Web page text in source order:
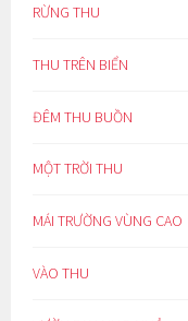
RỪNG THU
THU TRÊN BIỂN
ĐÊM THU BUỒN
MỘT TRỜI THU
MÁI TRƯỜNG VÙNG CAO
VÀO THU